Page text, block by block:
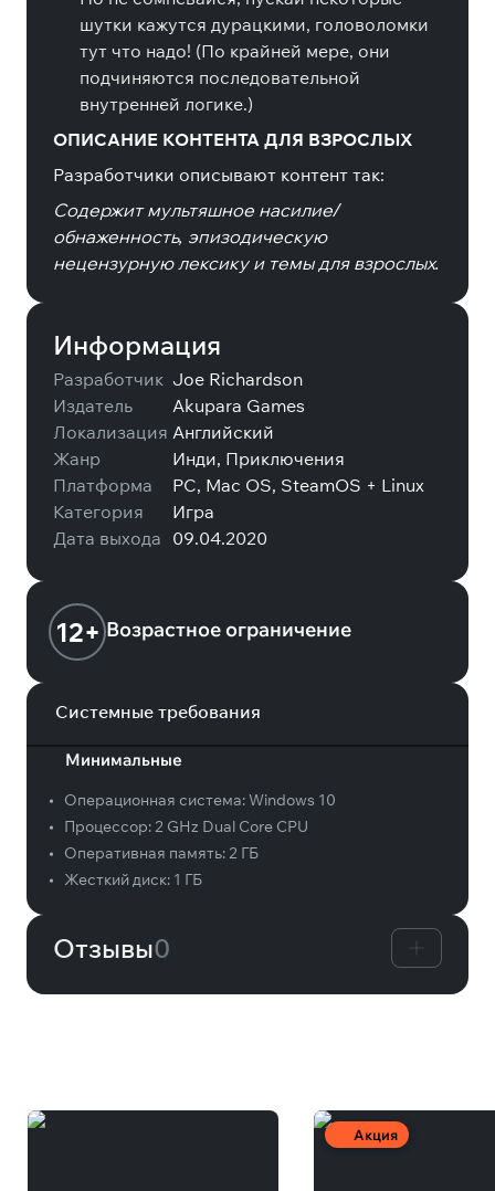
шутки кажутся дурацкими, головоломки
тут что надо! (По крайней мере, они
подчиняются последовательной
внутренней логике.)
ОПИСАНИЕ КОНТЕНТА ДЛЯ ВЗРОСЛЫХ
Разработчики описывают контент так:
Содержит мультяшное насилие/
обнаженность, эпизодическую
нецензурную лексику и темы для взрослых.
Информация
Разработчик Joe Richardson
Издатель
Akupara Games
Локализация Английский
Жанр
Инди, Приключения
Платформа
PC, Mac OS, SteamOS + Linux
Категория
Игра
Дата выхода 09.04.2020
12+ Возрастное ограничение
Системные требования
Минимальные
• Операционная система:Windows 10
•
Процессор:2 GHz Dual Core CPU
•
Оперативная память:2 ГБ
•
Жесткий диск: 1 ГБ
Отзывы0
Акция